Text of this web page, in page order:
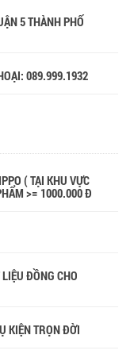
5 THÀNH PHỐ
089.999.1932
( TẠI KHU VỰC
>= 1000.000 Đ
ĐỒNG CHO
KIỆN TRỌN ĐỜI